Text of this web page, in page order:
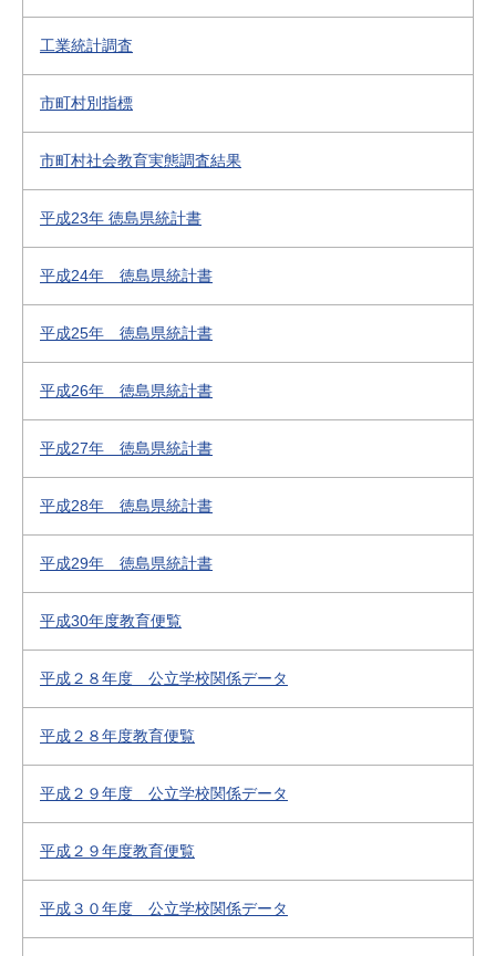
工業統計調査
市町村別指標
市町村社会教育実態調査結果
平成23年 徳島県統計書
平成24年 徳島県統計書
平成25年 徳島県統計書
平成26年 徳島県統計書
平成27年 徳島県統計書
平成28年 徳島県統計書
平成29年 徳島県統計書
平成30年度教育便覧
平成２８年度 公立学校関係データ
平成２８年度教育便覧
平成２９年度 公立学校関係データ
平成２９年度教育便覧
平成３０年度 公立学校関係データ